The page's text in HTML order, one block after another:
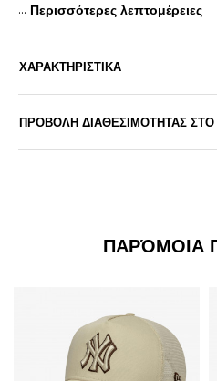
... Περισσότερες λεπτομέρειες
ΧΑΡΑΚΤΗΡΙΣΤΙΚΑ
ΠΡΟΒΟΛΗ ΔΙΑΘΕΣΙΜΟΤΗΤΑΣ
ΠΑΡΌΜΟΙΑ